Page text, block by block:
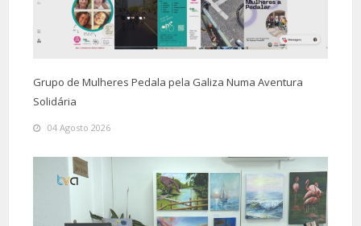
Grupo de Mulheres Pedala pela Galiza Numa Aventura
Solidária
04 Agosto 2026